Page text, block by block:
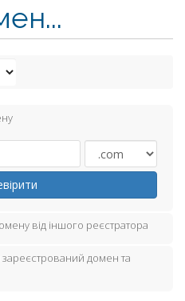
від іншого реєстратора
домен та